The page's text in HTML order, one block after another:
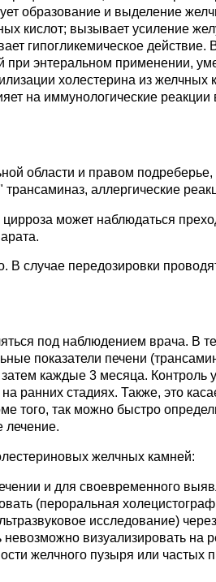
образование и выделение
кислот; вызывает усиление
гипогликемическое
при энтеральном применении,
холестерина из желчных
на иммунологические реакции
области и правом
аллергические
может наблюдаться
случае передозировки
под наблюдением врача. В
показатели печени
каждые 3 месяца. Контроль
ранних стадиях. Также, это
того, так можно быстро
лечение.
желчных камней:
и для своевременного
(пероральная
исследование)
визуализировать на
желчного пузыря или частых